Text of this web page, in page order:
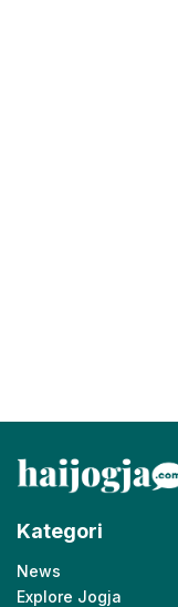
Kategori
News
Explore Jogja